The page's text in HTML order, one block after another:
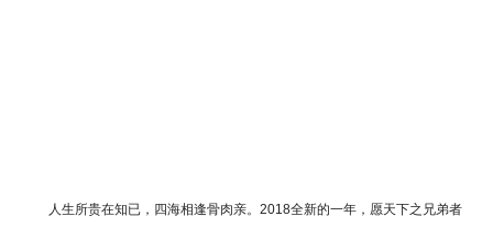
人生所贵在知已，四海相逢骨肉亲。2018全新的一年，愿天下之兄弟者